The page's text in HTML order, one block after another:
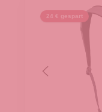
24 € gespart